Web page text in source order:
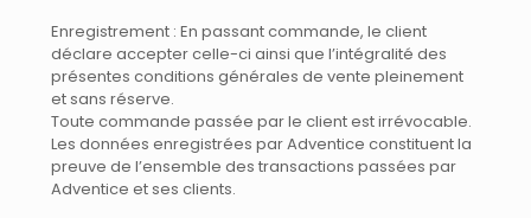
Enregistrement : En passant commande, le client
déclare accepter celle-ci ainsi que l’intégralité des
présentes conditions générales de vente pleinement
et sans réserve.
Toute commande passée par le client est irrévocable.
Les données enregistrées par Adventice constituent la
preuve de l’ensemble des transactions passées par
Adventice et ses clients.